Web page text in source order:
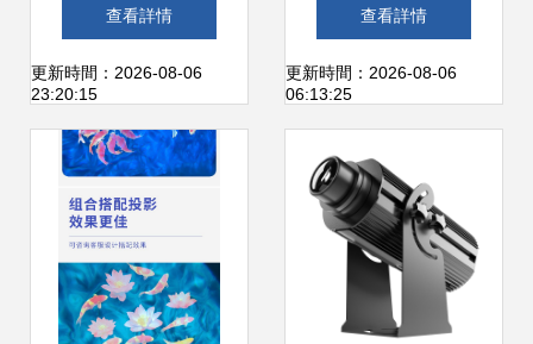
的光影詩篇
查看詳情
更新時間：2026-08-06
23:20:15
打造個性化車內空
查看詳情
更新時間：2026-08-06
06:13:25